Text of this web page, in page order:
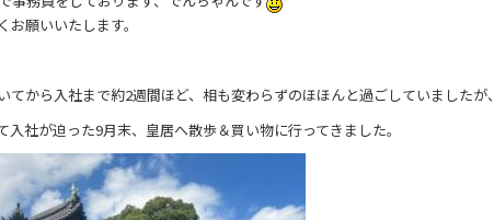
お願いいたします。
てから入社まで約2週間ほど、相も変わらずのほほんと過ごしていましたが、
入社が迫った9月末、皇居へ散歩＆買い物に行ってきました。